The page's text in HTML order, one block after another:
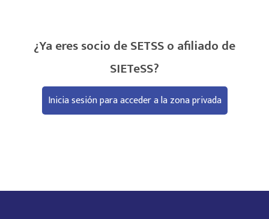
¿Ya eres socio de SETSS o afiliado de
SIETeSS?
Inicia sesión para acceder a la zona privada